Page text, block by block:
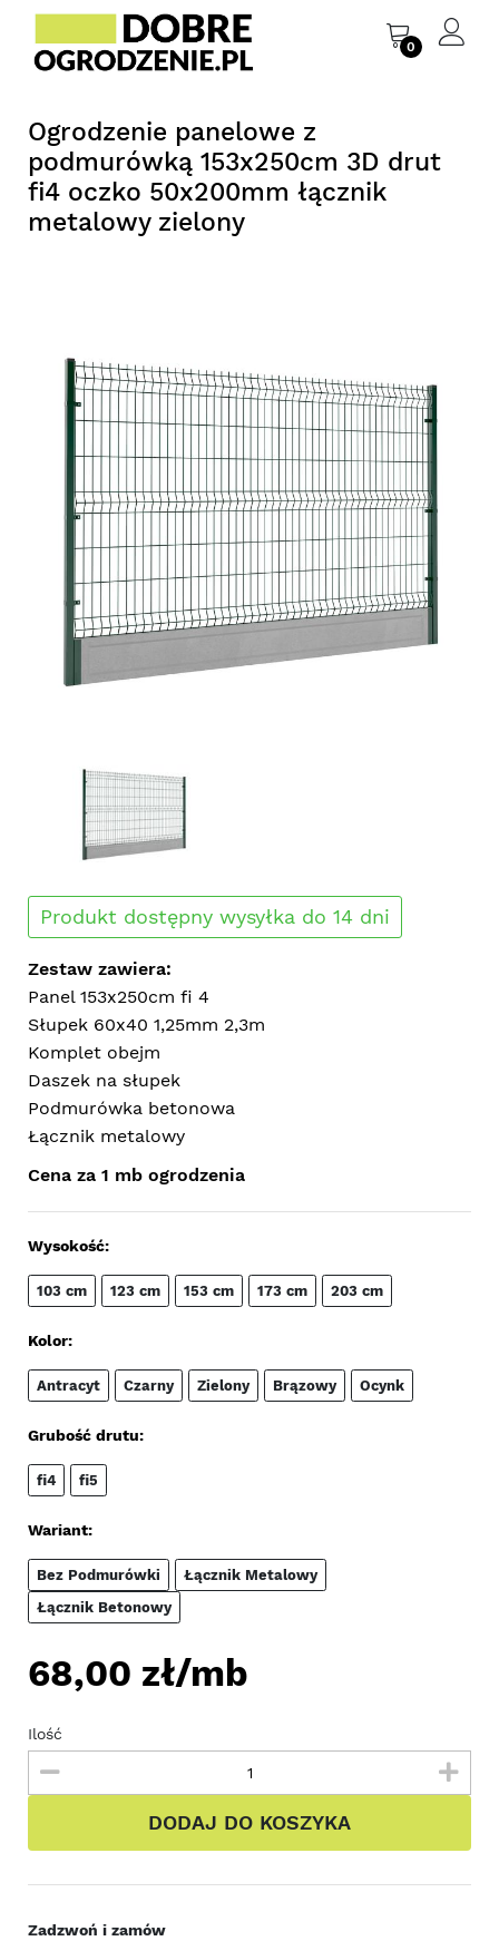
0
Ogrodzenie panelowe z
podmurówką 153x250cm 3D drut
fi4 oczko 50x200mm łącznik
metalowy zielony
Produkt dostępny wysyłka do 14 dni
Zestaw zawiera:
Panel 153x250cm fi 4
Słupek 60x40 1,25mm 2,3m
Komplet obejm
Daszek na słupek
Podmurówka betonowa
Łącznik metalowy
Cena za 1 mb ogrodzenia
Wysokość:
103 cm 123 cm 153 cm 173 cm 203 cm
Kolor:
Antracyt Czarny Zielony Brązowy Ocynk
Grubość drutu:
fi4 fi5
Wariant:
Bez Podmurówki
Łącznik Metalowy
Łącznik Betonowy
68,00 zł/mb
Ilość
DODAJ DO KOSZYKA
Zadzwoń i zamów